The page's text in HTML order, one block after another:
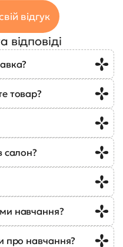
відгук
відповіді
товар?
салон?
навчання?
про навчання?